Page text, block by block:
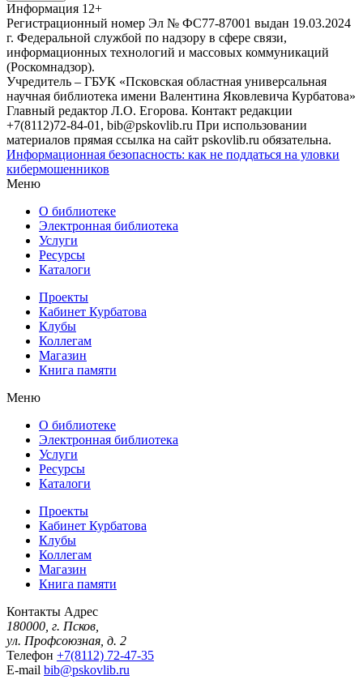
Информация 12+
Регистрационный номер Эл № ФС77-87001 выдан 19.03.2024
г. Федеральной службой по надзору в сфере связи,
информационных технологий и массовых коммуникаций
(Роскомнадзор).
Учредитель – ГБУК «Псковская областная универсальная
научная библиотека имени Валентина Яковлевича Курбатова»
Главный редактор Л.О. Егорова. Контакт редакции
+7(8112)72-84-01, bib@pskovlib.ru При использовании
материалов прямая ссылка на сайт pskovlib.ru обязательна.
Информационная безопасность: как не поддаться на уловки
кибермошенников
Меню
О библиотеке
Электронная библиотека
Услуги
Ресурсы
Каталоги
Проекты
Кабинет Курбатова
Клубы
Коллегам
Магазин
Книга памяти
Меню
О библиотеке
Электронная библиотека
Услуги
Ресурсы
Каталоги
Проекты
Кабинет Курбатова
Клубы
Коллегам
Магазин
Книга памяти
Контакты Адрес
180000, г. Псков,
ул. Профсоюзная, д. 2
Телефон +7(8112) 72-47-35
E-mail bib@pskovlib.ru